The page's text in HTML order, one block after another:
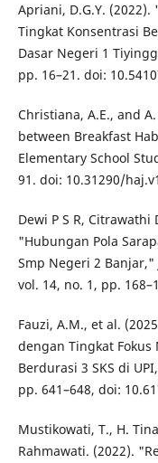
Apriani, D.G.Y.
Tingkat Konsentrasi
Dasar Negeri 1
pp. 16–21. doi:
Christiana, A.E., and
between Breakfast
Elementary School
91. doi: 10.31290/
Dewi P S R, Citrawathi
"Hubungan Pola
Smp Negeri 2 Banjar,"
vol. 14, no. 1, pp.
Fauzi, A.M., et al.
dengan Tingkat Fokus
Berdurasi 3 SKS di
pp. 641–648, doi:
Mustikowati, T., H.
Rahmawati. (2022).